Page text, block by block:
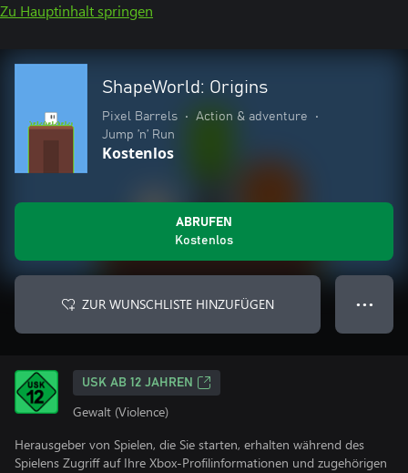
Zu Hauptinhalt springen
ShapeWorld: Origins
Pixel Barrels • Action & adventure
•
Jump ’n’ Run
Kostenlos
ABRUFEN
Kostenlos
ZUR WUNSCHLISTE HINZUFÜGEN ● ● ●
USK AB 12 JAHREN
Gewalt (Violence)
Herausgeber von Spielen, die Sie starten, erhalten während des
Spielens Zugriff auf Ihre Xbox-Profilinformationen und zugehörigen